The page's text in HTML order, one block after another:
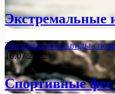
Экстремальные
Экстремальные виды
16.07.2022
Спортивные